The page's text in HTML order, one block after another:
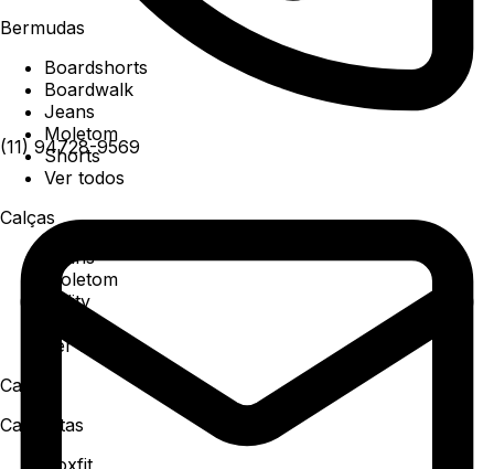
(11) 94728-9569
Bermudas
Boardshorts
Boardwalk
Jeans
Moletom
Shorts
Ver todos
Calças
Jeans
Moletom
Utility
Ver todos
Camisa
Camisetas
Boxfit